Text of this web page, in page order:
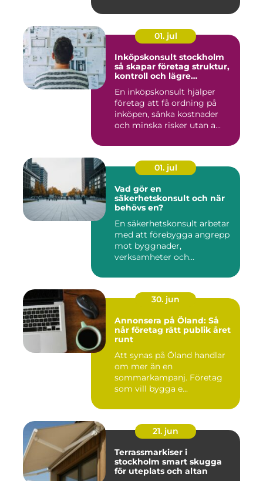
01. jul
Inköpskonsult stockholm
så skapar företag struktur,
kontroll och lägre
En inköpskonsult hjälper
företag att få ordning på
inköpen, sänka kostnader
och minska risker utan a...
01. jul
Vad gör en
säkerhetskonsult och när
behövs en?
En säkerhetskonsult arbetar
med att förebygga angrepp
mot byggnader,
verksamheter och
30. jun
Annonsera på Öland: Så
når företag rätt publik året
runt
Att synas på Öland handlar
om mer än en
sommarkampanj. Företag
som vill bygga e...
21. jun
Terrassmarkiser i
stockholm smart skugga
för uteplats och altan